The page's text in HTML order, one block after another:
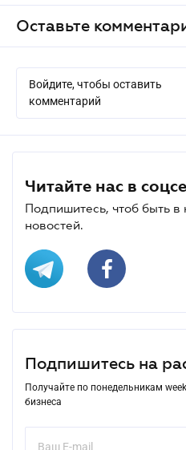
Оставьте
Войдите, чтобы оставить
комментарий
Читайте нас в
Подпишитесь, чтоб быть в
новостей.
Подпишитесь на
Получайте по понедельникам
бизнеса